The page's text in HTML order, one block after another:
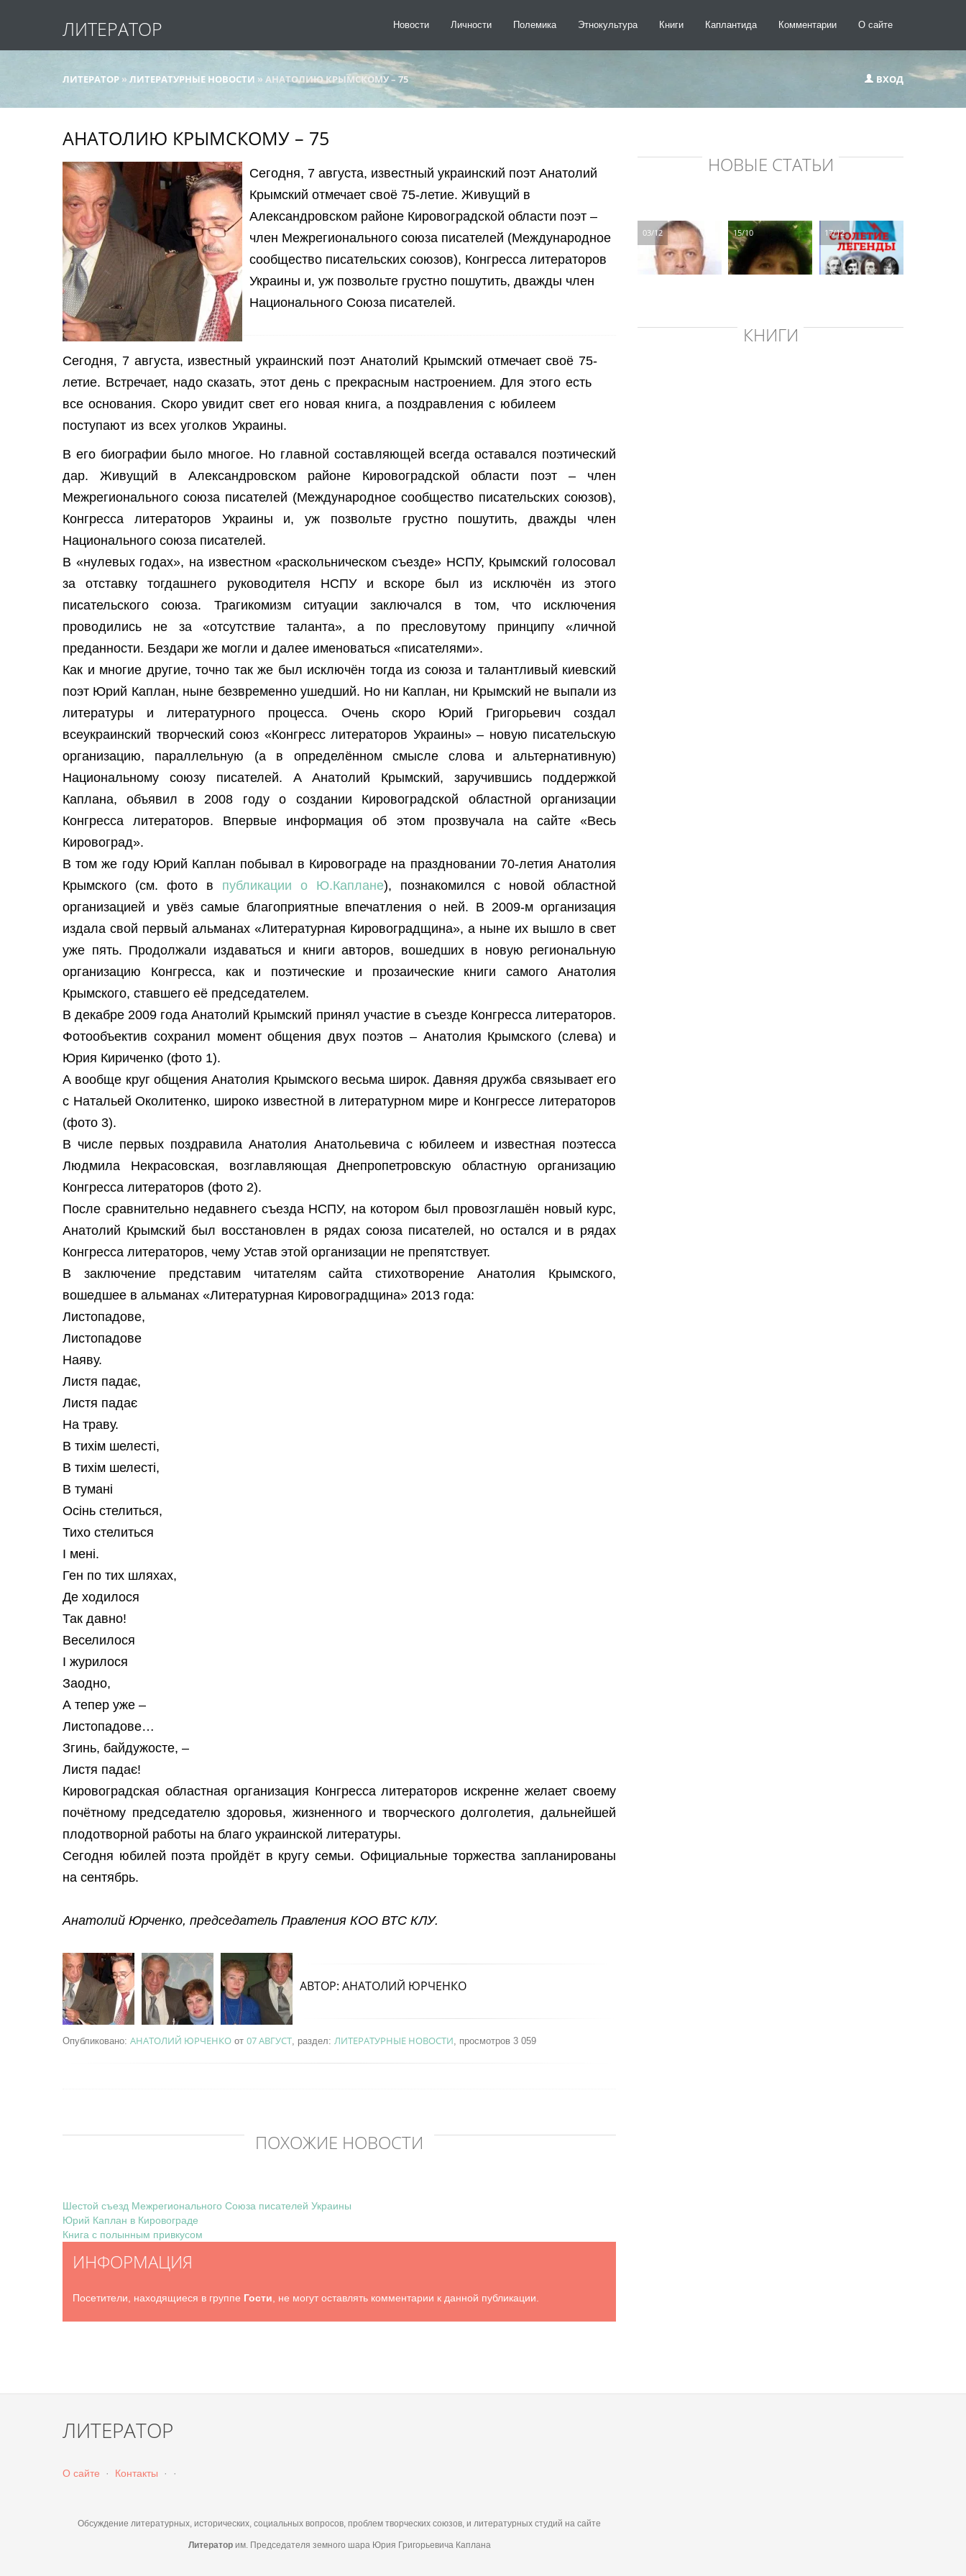
ЛИТЕРАТОР Новости Личности Полемика Этнокультура Книги Каплантида Комментарии О сайте
ВХОД
ЛИТЕРАТОР » ЛИТЕРАТУРНЫЕ НОВОСТИ » АНАТОЛИЮ КРЫМСКОМУ – 75
АНАТОЛИЮ КРЫМСКОМУ – 75
Сегодня, 7 августа, известный украинский поэт Анатолий
Крымский отмечает своё 75-летие. Живущий в
Александровском районе Кировоградской области поэт –
член Межрегионального союза писателей (Международное
сообщество писательских союзов), Конгресса литераторов
Украины и, уж позвольте грустно пошутить, дважды член
Национального Cоюза писателей.
Сегодня, 7 августа, известный украинский поэт Анатолий Крымский отмечает своё 75-
летие. Встречает, надо сказать, этот день с прекрасным настроением. Для этого есть
все основания. Скоро увидит свет его новая книга, а поздравления с юбилеем
поступают из всех уголков Украины.
В его биографии было многое. Но главной составляющей всегда оставался поэтический
дар. Живущий в Александровском районе Кировоградской области поэт – член
Межрегионального союза писателей (Международное сообщество писательских союзов),
Конгресса литераторов Украины и, уж позвольте грустно пошутить, дважды член
Национального союза писателей.
В «нулевых годах», на известном «раскольническом съезде» НСПУ, Крымский голосовал
за отставку тогдашнего руководителя НСПУ и вскоре был из исключён из этого
писательского союза. Трагикомизм ситуации заключался в том, что исключения
проводились не за «отсутствие таланта», а по пресловутому принципу «личной
преданности. Бездари же могли и далее именоваться «писателями».
Как и многие другие, точно так же был исключён тогда из союза и талантливый киевский
поэт Юрий Каплан, ныне безвременно ушедший. Но ни Каплан, ни Крымский не выпали из
литературы и литературного процесса. Очень скоро Юрий Григорьевич создал
всеукраинский творческий союз «Конгресс литераторов Украины» – новую писательскую
организацию, параллельную (а в определённом смысле слова и альтернативную)
Национальному союзу писателей. А Анатолий Крымский, заручившись поддержкой
Каплана, объявил в 2008 году о создании Кировоградской областной организации
Конгресса литераторов. Впервые информация об этом прозвучала на сайте «Весь
Кировоград».
В том же году Юрий Каплан побывал в Кировограде на праздновании 70-летия Анатолия
Крымского (см. фото в публикации о Ю.Каплане), познакомился с новой областной
организацией и увёз самые благоприятные впечатления о ней. В 2009-м организация
издала свой первый альманах «Литературная Кировоградщина», а ныне их вышло в свет
уже пять. Продолжали издаваться и книги авторов, вошедших в новую региональную
организацию Конгресса, как и поэтические и прозаические книги самого Анатолия
Крымского, ставшего её председателем.
В декабре 2009 года Анатолий Крымский принял участие в съезде Конгресса литераторов.
Фотообъектив сохранил момент общения двух поэтов – Анатолия Крымского (слева) и
Юрия Кириченко (фото 1).
А вообще круг общения Анатолия Крымского весьма широк. Давняя дружба связывает его
с Натальей Околитенко, широко известной в литературном мире и Конгрессе литераторов
(фото 3).
В числе первых поздравила Анатолия Анатольевича с юбилеем и известная поэтесса
Людмила Некрасовская, возглавляющая Днепропетровскую областную организацию
Конгресса литераторов (фото 2).
После сравнительно недавнего съезда НСПУ, на котором был провозглашён новый курс,
Анатолий Крымский был восстановлен в рядах союза писателей, но остался и в рядах
Конгресса литераторов, чему Устав этой организации не препятствует.
В заключение представим читателям сайта стихотворение Анатолия Крымского,
вошедшее в альманах «Литературная Кировоградщина» 2013 года:
Листопадове,
Листопадове
Наяву.
Листя падає,
Листя падає
На траву.
В тихім шелесті,
В тихім шелесті,
В тумані
Осінь стелиться,
Тихо стелиться
І мені.
Ген по тих шляхах,
Де ходилося
Так давно!
Веселилося
І журилося
Заодно,
А тепер уже –
Листопадове…
Згинь, байдужосте, –
Листя падає!
Кировоградская областная организация Конгресса литераторов искренне желает своему
почётному председателю здоровья, жизненного и творческого долголетия, дальнейшей
плодотворной работы на благо украинской литературы.
Сегодня юбилей поэта пройдёт в кругу семьи. Официальные торжества запланированы
на сентябрь.
Анатолий Юрченко, председатель Правления КОО ВТС КЛУ.
АВТОР: АНАТОЛИЙ ЮРЧЕНКО
Опубликовано: АНАТОЛИЙ ЮРЧЕНКО от 07 АВГУСТ, раздел: ЛИТЕРАТУРНЫЕ НОВОСТИ, просмотров 3 059
ПОХОЖИЕ НОВОСТИ
Шестой съезд Межрегионального Союза писателей Украины
Юрий Каплан в Кировограде
Книга с полынным привкусом
ИНФОРМАЦИЯ
Посетители, находящиеся в группе Гости , не могут оставлять комментарии к данной публикации.
НОВЫЕ СТАТЬИ
03/12 15/10 17/12
КНИГИ
ЛИТЕРАТОР
О сайте · Контакты · ·
Обсуждение литературных, исторических, социальных вопросов, проблем творческих союзов, и литературных студий на сайте
Литераторим. Председателя земного шара Юрия Григорьевича Каплана